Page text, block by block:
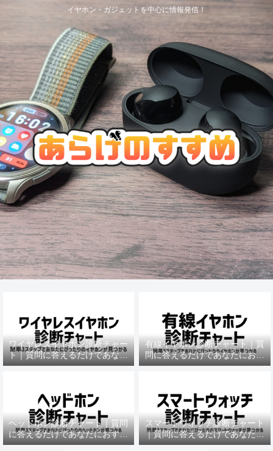
イヤホン・ガジェットを中心に情報発信！
ワイヤレスイヤホン診断チャー
ト｜質問に答えるだけであなた
におすすめの機種がわかる
有線イヤホン診断チャート｜質
問に答えるだけであなたにおす
すめの機種がわかる
ヘッドホン診断チャート｜質問
に答えるだけであなたにおすす
めの機種がわかる
スマートウォッチ診断チャート
｜質問に答えるだけであなたに
おすすめの機種がわかる